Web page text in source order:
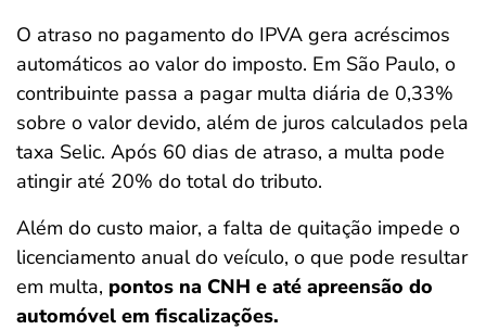
O atraso no pagamento do IPVA gera acréscimos
automáticos ao valor do imposto. Em São Paulo, o
contribuinte passa a pagar multa diária de 0,33%
sobre o valor devido, além de juros calculados pela
taxa Selic. Após 60 dias de atraso, a multa pode
atingir até 20% do total do tributo.
Além do custo maior, a falta de quitação impede o
licenciamento anual do veículo, o que pode resultar
em multa, pontos na CNH e até apreensão do
automóvel em fiscalizações.